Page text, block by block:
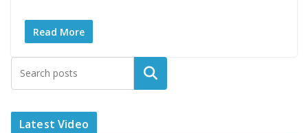
Read More
Latest Video